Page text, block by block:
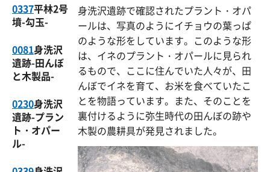
0337平林2号
墳-勾玉-
0081身洗沢
遺跡-田んぼ
と木製品-
0230身洗沢
遺跡-プラン
ト・オパー
ル-
身洗沢遺跡で確認されたプラント・オパ
ールは、写真のようにイチョウの葉っぱ
のような形をしています。このような形
は、イネのプラント・オパールに見られ
るもので、ここに住んでいた人々が、田
んぼでイネを育て、お米を食べていたこ
とを物語っています。また、そのことを
裏付けるように弥生時代の田んぼの跡や
木製の農耕具が発見されました。